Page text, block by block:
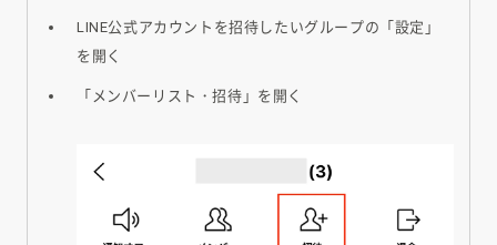
LINE公式アカウントを招待したいグループの「設定」
を開く
「メンバーリスト・招待」を開く